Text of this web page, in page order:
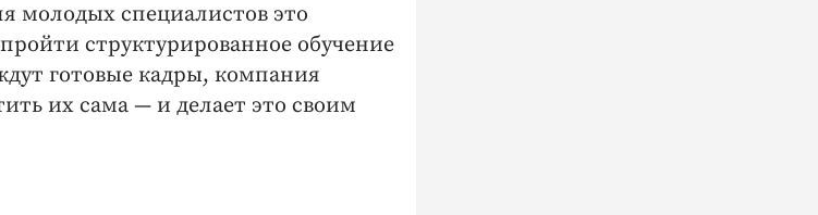
молодых специалистов это
структурированное обу­чение
готовые кадры, компания
их сама — ​и делает это своим